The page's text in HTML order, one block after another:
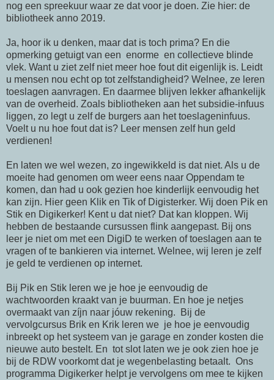
nog een spreekuur waar ze dat voor je doen. Zie hier: de
bibliotheek anno 2019.
Ja, hoor ik u denken, maar dat is toch prima? En die
opmerking getuigt van een enorme en collectieve blinde
vlek. Want u ziet zelf niet meer hoe fout dit eigenlijk is. Leidt
u mensen nou echt op tot zelfstandigheid? Welnee, ze leren
toeslagen aanvragen. En daarmee blijven lekker afhankelijk
van de overheid. Zoals bibliotheken aan het subsidie-infuus
liggen, zo legt u zelf de burgers aan het toeslageninfuus.
Voelt u nu hoe fout dat is? Leer mensen zelf hun geld
verdienen!
En laten we wel wezen, zo ingewikkeld is dat niet. Als u de
moeite had genomen om weer eens naar Oppendam te
komen, dan had u ook gezien hoe kinderlijk eenvoudig het
kan zijn. Hier geen Klik en Tik of Digisterker. Wij doen Pik en
Stik en Digikerker! Kent u dat niet? Dat kan kloppen. Wij
hebben de bestaande cursussen flink aangepast. Bij ons
leer je niet om met een DigiD te werken of toeslagen aan te
vragen of te bankieren via internet. Welnee, wij leren je zelf
je geld te verdienen op internet.
Bij Pik en Stik leren we je hoe je eenvoudig de
wachtwoorden kraakt van je buurman. En hoe je netjes
overmaakt van zíjn naar jóuw rekening. Bij de
vervolgcursus Brik en Krik leren we je hoe je eenvoudig
inbreekt op het systeem van je garage en zonder kosten die
nieuwe auto bestelt. En tot slot laten we je ook zien hoe je
bij de RDW voorkomt dat je wegenbelasting betaalt. Ons
programma Digikerker helpt je vervolgens om mee te kijken